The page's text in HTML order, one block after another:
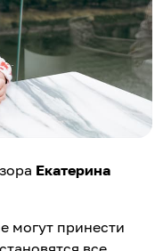
Екатерина
могут принести